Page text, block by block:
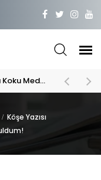
Köşe Yazısı